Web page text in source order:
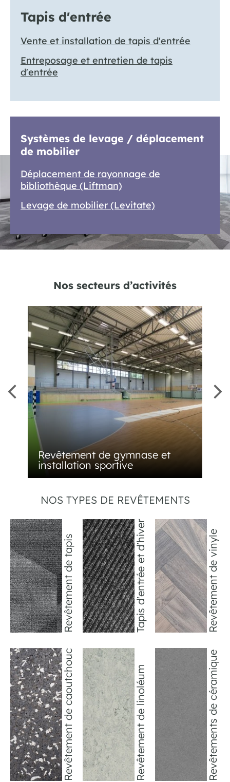
Tapis d'entrée
Vente et installation de tapis d'entrée
Entreposage et entretien de tapis
d'entrée
Systèmes de levage / déplacement
de mobilier
Déplacement de rayonnage de
bibliothèque (Liftman)
Levage de mobilier (Levitate)
Nos secteurs d’activités
Revêtement de gymnase et
installation sportive
NOS TYPES DE REVÊTEMENTS
Revêtement de tapis Tapis d'entrée et d'hiver Revêtement de vinyle
Revêtement de caoutchouc Revêtement de linoléum Revêtements de céramique